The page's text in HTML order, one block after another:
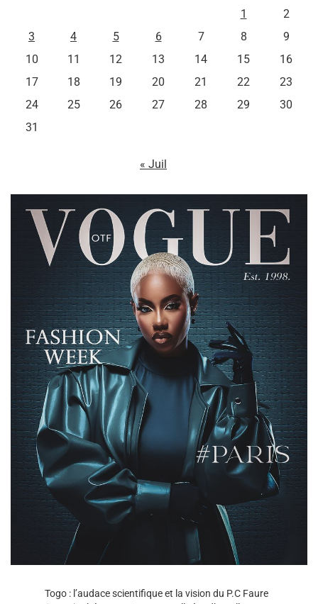
1
2
3
4 5 6 7 8
9
10
11 12 13 14 15
16
17
18 19 20 21 22
23
24
25 26 27 28 29
30
31
« Juil
Togo : l’audace scientifique et la vision du P.C Faure